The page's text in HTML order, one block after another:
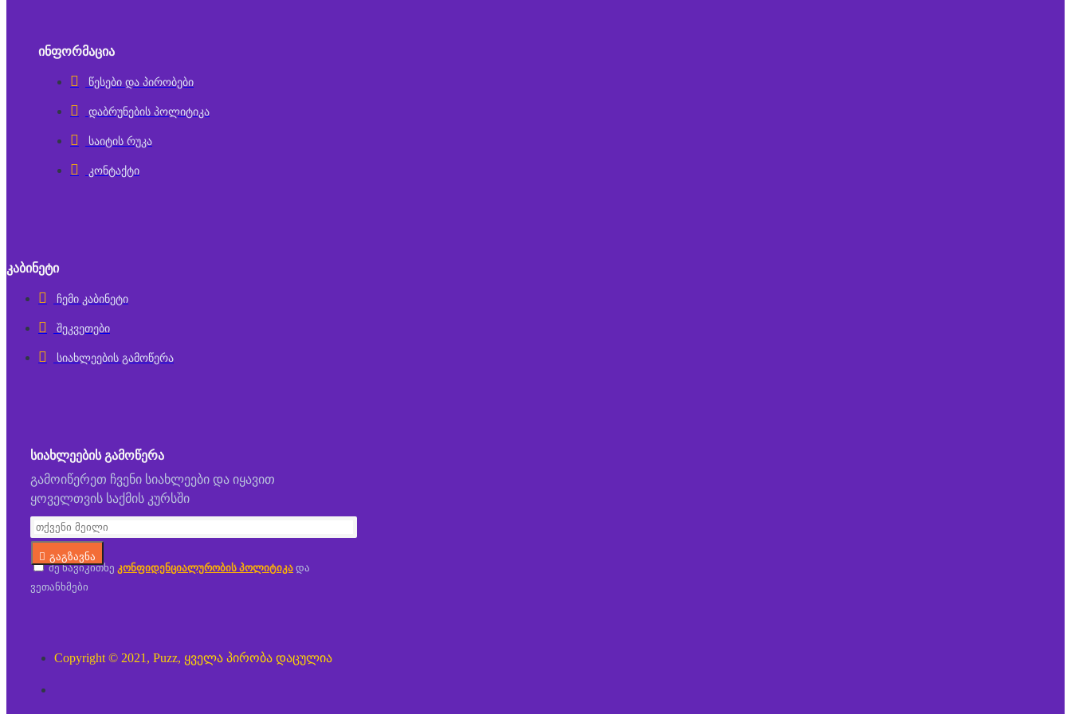
ᲘᲜᲤᲝᲠᲛᲐᲪᲘᲐ
წესები და პირობები
დაბრუნების პოლიტიკა
საიტის რუკა
კონტაქტი
ᲙᲐᲑᲘᲜᲔᲢᲘ
ჩემი კაბინეტი
შეკვეთები
სიახლეების გამოწერა
ᲡᲘᲐᲮᲚᲔᲔᲑᲘᲡ ᲒᲐᲛᲝᲬᲔᲠᲐ
გამოიწერეთ ჩვენი სიახლეები და იყავით
ყოველთვის საქმის კურსში
გაგზავნა
მე წავიკითხე კონფიდენციალურობის პოლიტიკა და
ვეთანხმები
Copyright © 2021, Puzz, ყველა პირობა დაცულია